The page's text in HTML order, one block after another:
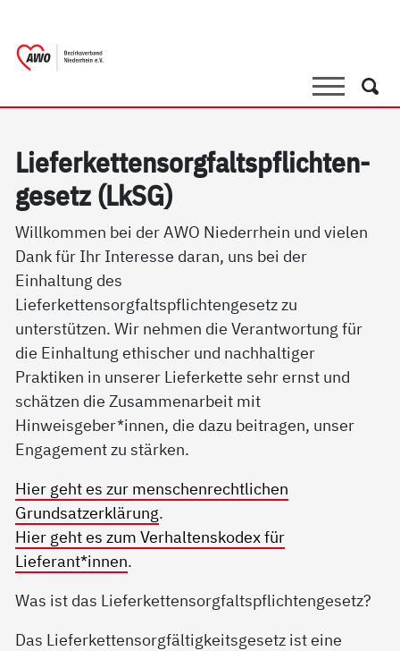
SucheSuche
Lie­fer­ket­ten­sorg­faltspf­lich­ten­
ge­setz (LkSG)
Willkommen bei der AWO Niederrhein und vielen
Dank für Ihr Interesse daran, uns bei der
Einhaltung des
Lieferkettensorgfaltspflichtengesetz zu
unterstützen. Wir nehmen die Verantwortung für
die Einhaltung ethischer und nachhaltiger
Praktiken in unserer Lieferkette sehr ernst und
schätzen die Zusammenarbeit mit
Hinweisgeber*innen, die dazu beitragen, unser
Engagement zu stärken.
Hier geht es zur menschenrechtlichen
Grundsatzerklärung.
Hier geht es zum Verhaltenskodex für
Lieferant*innen.
Was ist das Lieferkettensorgfaltspflichtengesetz?
Das Lieferkettensorgfältigkeitsgesetz ist eine